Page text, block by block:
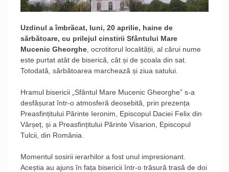
Uzdinul a îmbrăcat, luni, 20 aprilie, haine de
sărbătoare, cu prilejul cinstirii Sfântului Mare
Mucenic Gheorghe , ocrotitorul localității, al cărui nume
este purtat atât de biserică, cât și de școala din sat.
Totodată, sărbătoarea marchează și ziua satului.
Hramul bisericii „Sfântul Mare Mucenic Gheorghe” s-a
desfășurat într-o atmosferă deosebită, prin prezența
Preasfințitului Părinte Ieronim, Episcopul Daciei Felix din
Vârșeț, și a Preasfințitului Părinte Visarion, Episcopul
Tulcii, din România.
Momentul sosirii ierarhilor a fost unul impresionant.
Aceștia au ajuns în fața bisericii într-o trăsură trasă de doi